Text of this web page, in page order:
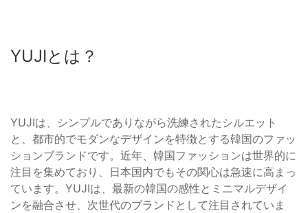
YUJIとは？
YUJIは、シンプルでありながら洗練されたシルエット
と、都市的でモダンなデザインを特徴とする韓国のファッ
ションブランドです。近年、韓国ファッションは世界的に
注目を集めており、日本国内でもその関心は急速に高まっ
ています。YUJIは、最新の韓国の感性とミニマルデザイ
ンを融合させ、次世代のブランドとして注目されていま